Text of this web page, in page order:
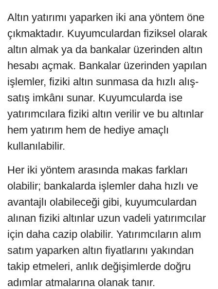
Altın yatırımı yaparken iki ana yöntem öne
çıkmaktadır. Kuyumculardan fiziksel olarak
altın almak ya da bankalar üzerinden altın
hesabı açmak. Bankalar üzerinden yapılan
işlemler, fiziki altın sunmasa da hızlı alış-
satış imkânı sunar. Kuyumcularda ise
yatırımcılara fiziki altın verilir ve bu altınlar
hem yatırım hem de hediye amaçlı
kullanılabilir.
Her iki yöntem arasında makas farkları
olabilir; bankalarda işlemler daha hızlı ve
avantajlı olabileceği gibi, kuyumculardan
alınan fiziki altınlar uzun vadeli yatırımcılar
için daha cazip olabilir. Yatırımcıların alım
satım yaparken altın fiyatlarını yakından
takip etmeleri, anlık değişimlerde doğru
adımlar atmalarına olanak tanır.